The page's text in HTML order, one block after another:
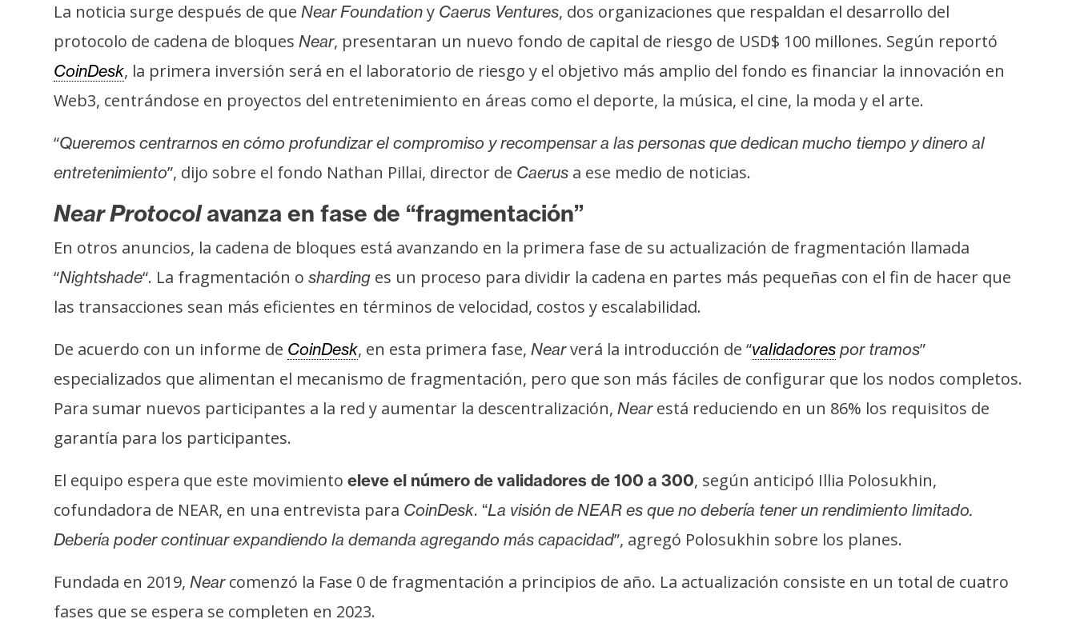
d
La noticia surge después de que Near Foundation y Caerus Ventures, dos organizaciones que respaldan el desarrollo del
protocolo de cadena de bloques Near, presentaran un nuevo fondo de capital de riesgo de USD$ 100 millones. Según reportó
CoinDesk, la primera inversión será en el laboratorio de riesgo y el objetivo más amplio del fondo es financiar la innovación en
Web3, centrándose en proyectos del entretenimiento en áreas como el deporte, la música, el cine, la moda y el arte.
“Queremos centrarnos en cómo profundizar el compromiso y recompensar a las personas que dedican mucho tiempo y dinero al
entretenimiento”, dijo sobre el fondo Nathan Pillai, director de Caerus a ese medio de noticias.
Near Protocolavanza en fase de “fragmentación”
En otros anuncios, la cadena de bloques está avanzando en la primera fase de su actualización de fragmentación llamada
“Nightshade“. La fragmentación o sharding es un proceso para dividir la cadena en partes más pequeñas con el fin de hacer que
las transacciones sean más eficientes en términos de velocidad, costos y escalabilidad.
De acuerdo con un informe de CoinDesk, en esta primera fase, Nearverá la introducción de “validadores por tramos”
especializados que alimentan el mecanismo de fragmentación, pero que son más fáciles de configurar que los nodos completos.
Para sumar nuevos participantes a la red y aumentar la descentralización, Nearestá reduciendo en un 86% los requisitos de
garantía para los participantes.
El equipo espera que este movimiento eleve el número de validadores de 100 a 300, según anticipó Illia Polosukhin,
cofundadora de NEAR, en una entrevista para CoinDesk. “La visión de NEAR es que no debería tener un rendimiento limitado.
Debería poder continuar expandiendo la demanda agregando más capacidad”, agregó Polosukhin sobre los planes.
Fundada en 2019, Nearcomenzó la Fase 0 de fragmentación a principios de año. La actualización consiste en un total de cuatro
fases que se espera se completen en 2023.